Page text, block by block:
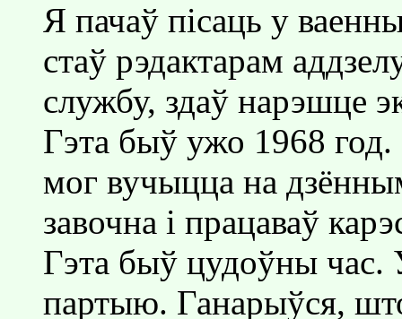
Я пачаў пiсаць у
стаў рэдактарам
службу, здаў нарэшце
Гэта быў ужо 1968
мог вучыцца на
завочна i працаваў
Гэта быў цудоўны час.
партыю. Ганарыўся,